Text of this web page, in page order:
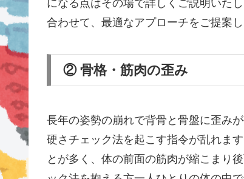
になる点はその場で詳しくご説明いた
合わせて、最適なアプローチをご提案し
② 骨格・筋肉の歪み
長年の姿勢の崩れで背骨と骨盤に歪み
硬さチェック法を起こす指令が乱れま
とが多く、体の前面の筋肉が縮こまり